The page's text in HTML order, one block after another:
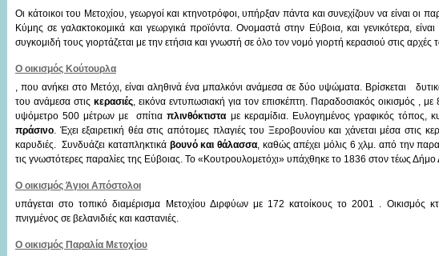
Οι κάτοικοι του Μετοχίου, γεωργοί και κτηνοτρόφοι, υπήρξαν πάντα και συνεχίζουν να είναι οι
Κύμης σε γαλακτοκομικά και γεωργικά προϊόντα. Ονομαστά στην Εύβοια, και γενικότερα,
συγκομιδή τους γιορτάζεται με την ετήσια και γνωστή σε όλο τον νομό γιορτή κερασιού στις αρχές
Ο οικισμός Κούτουρλα
, που ανήκει στο Μετόχι, είναι αληθινά ένα μπαλκόνι ανάμεσα σε δύο υψώματα. Βρίσκεται
του ανάμεσα στις κερασιές, εικόνα εντυπωσιακή για τον επισκέπτη. Παραδοσιακός οικισμός , με
υψόμετρο 500 μέτρων με σπίτιαπλινθόκτιστα με κεραμίδια. Ευλογημένος γραφικός τόπος,
πράσινο. Έχει εξαιρετική θέα στις απότομες πλαγιές του Ξεροβουνίου και χάνεται μέσα στις
καρυδιές. Συνδυάζει καταπληκτικά βουνό και θάλασσα, καθώς απέχει μόλις 6 χλμ. από την
τις γνωστότερες παραλίες της Εύβοιας. Το «Κουτρουλομετόχι» υπάχθηκε το 1836 στον τέως
Ο οικισμός Άγιοι Απόστολοι
υπάγεται στο τοπικό διαμέρισμα Μετοχίου Διρφύων με 172 κατοίκους το 2001 . Οικισμός
πνιγμένος σε βελανιδιές και καστανιές.
Ο οικισμός Παραλία Μετοχίου